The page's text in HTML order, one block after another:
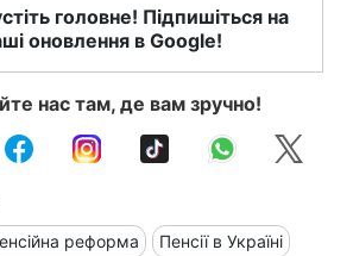
головне! Підпишіться на
оновлення в Google!
нас там, де вам зручно!
реформа Пенсії в Україні